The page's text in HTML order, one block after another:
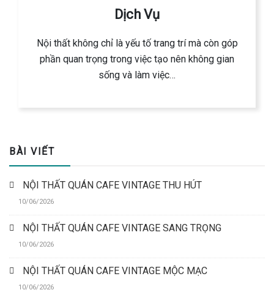
Dịch Vụ
Nội thất không chỉ là yếu tố trang trí mà còn góp
phần quan trọng trong việc tạo nên không gian
sống và làm việc…
BÀI VIẾT
NỘI THẤT QUÁN CAFE VINTAGE THU HÚT
10/06/2026
NỘI THẤT QUÁN CAFE VINTAGE SANG TRỌNG
10/06/2026
NỘI THẤT QUÁN CAFE VINTAGE MỘC MẠC
10/06/2026